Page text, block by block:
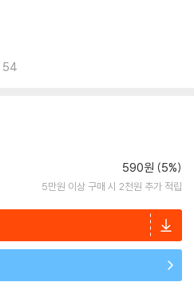
54
590원 (5%)
5만원 이상 구매 시 2천원 추가 적립